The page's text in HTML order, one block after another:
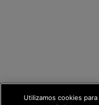
Utilizamos cookies